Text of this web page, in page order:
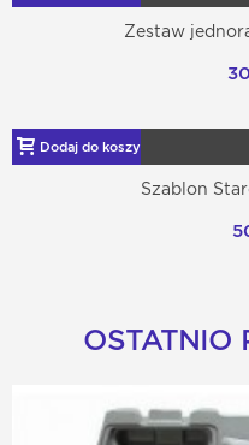
Zestaw
Dodaj do koszyka
Szablon
OSTATNIO